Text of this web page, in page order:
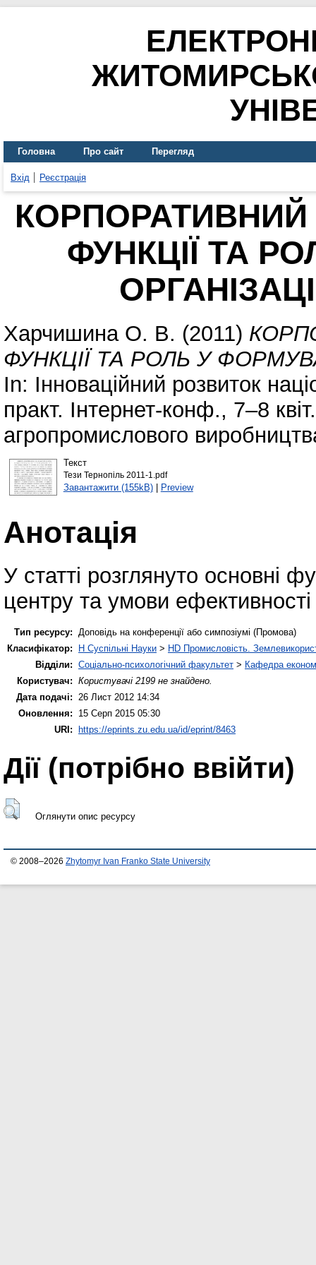
Головна Про сайт Перегляд
Вхід Реєстрація
ФУНКЦІЇ ТА
Харчишина О. В. (2011)
ФУНКЦІЇ ТА РОЛЬ У
In: Інноваційний розвиток
практ. Інтернет-конф., 7–8
агропромислового
Текст
Тези Тернопіль 2011-1.pdf
Завантажити (155kB)| Preview
Анотація
У статті розглянуто основні
центру та умови
Тип ресурсу:
Доповідь на конференції або симпозіумі (Промова)
Класифікатор:
H Суспільні Науки > HD Промисловість.
Відділи: Соціально-психологічний факультет > Кафедра
Користувач: Користувачі 2199 не знайдено.
Дата подачі:
26 Лист 2012 14:34
Оновлення:
15 Серп 2015 05:30
URI: https://eprints.zu.edu.ua/id/eprint/8463
Дії ​​(потрібно ввійти)
Оглянути опис ресурсу
© 2008–2026 Zhytomyr Ivan Franko State University